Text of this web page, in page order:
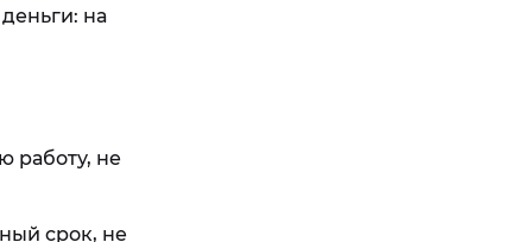
на
работу, не
срок, не